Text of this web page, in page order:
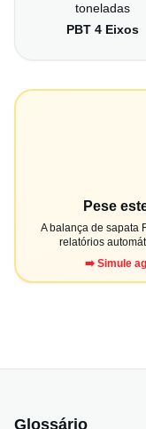
toneladas
PBT 4 Eixos
Pese
A balança de sapata
relatórios
➡️ Simule
Glossário